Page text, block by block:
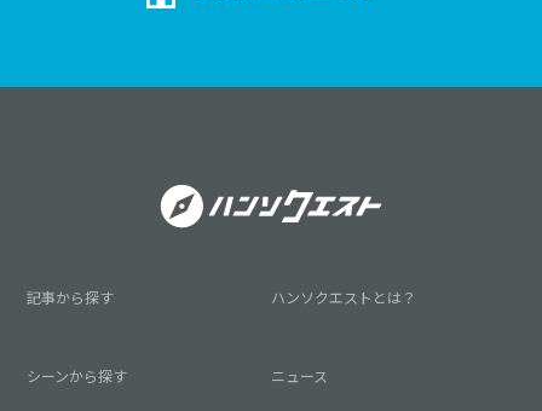
記事から探す
シーンから探す
ハンソクエストとは？
ニュース